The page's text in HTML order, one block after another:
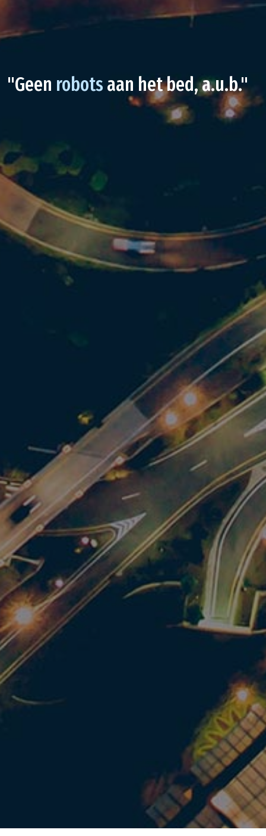
"Geen robots aan het bed, a.u.b."